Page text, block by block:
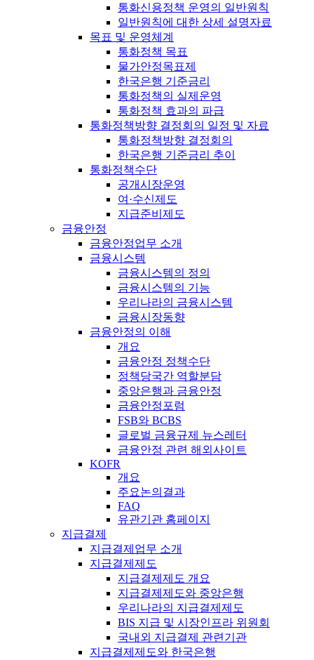
통화신용정책 운영의 일반원칙
일반원칙에 대한 상세 설명자료
목표 및 운영체계
통화정책 목표
물가안정목표제
한국은행 기준금리
통화정책의 실제운영
통화정책 효과의 파급
통화정책방향 결정회의 일정 및 자료
통화정책방향 결정회의
한국은행 기준금리 추이
통화정책수단
공개시장운영
여·수신제도
지급준비제도
금융안정
금융안정업무 소개
금융시스템
금융시스템의 정의
금융시스템의 기능
우리나라의 금융시스템
금융시장동향
금융안정의 이해
개요
금융안정 정책수단
정책당국간 역할분담
중앙은행과 금융안정
금융안정포럼
FSB와 BCBS
글로벌 금융규제 뉴스레터
금융안정 관련 해외사이트
KOFR
개요
주요논의결과
FAQ
유관기관 홈페이지
지급결제
지급결제업무 소개
지급결제제도
지급결제제도 개요
지급결제제도와 중앙은행
우리나라의 지급결제제도
BIS 지급 및 시장인프라 위원회
국내외 지급결제 관련기관
지급결제제도와 한국은행